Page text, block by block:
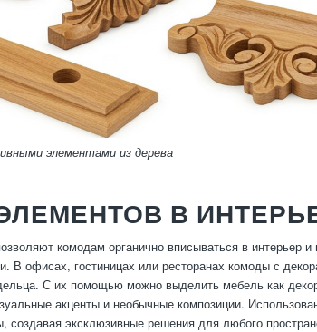
элементами из дерева
В
комодам органично вписываться в интерьер
В офисах, гостиницах или ресторанах комоды с
С их помощью можно выделить мебель как
акценты и необычные композиции.
создавая эксклюзивные решения для любого